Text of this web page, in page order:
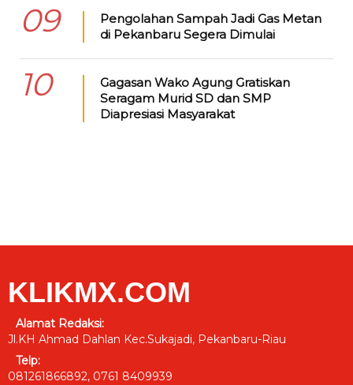
09
Pengolahan Sampah Jadi Gas Metan
di Pekanbaru Segera Dimulai
10
Gagasan Wako Agung Gratiskan
Seragam Murid SD dan SMP
Diapresiasi Masyarakat
KLIKMX.COM
Alamat Redaksi:
Jl.KH Ahmad Dahlan Kec.Sukajadi, Pekanbaru-Riau
Telp:
081261866892, 0761 8409939